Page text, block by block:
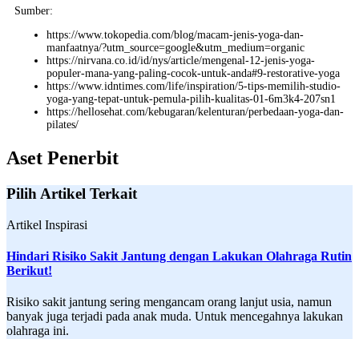
Sumber:
https://www.tokopedia.com/blog/macam-jenis-yoga-dan-
manfaatnya/?utm_source=google&utm_medium=organic
https://nirvana.co.id/id/nys/article/mengenal-12-jenis-yoga-
populer-mana-yang-paling-cocok-untuk-anda#9-restorative-yoga
https://www.idntimes.com/life/inspiration/5-tips-memilih-studio-
yoga-yang-tepat-untuk-pemula-pilih-kualitas-01-6m3k4-207sn1
https://hellosehat.com/kebugaran/kelenturan/perbedaan-yoga-dan-
pilates/
Aset Penerbit
Pilih Artikel Terkait
Artikel Inspirasi
Hindari Risiko Sakit Jantung dengan Lakukan Olahraga Rutin
Berikut!
Risiko sakit jantung sering mengancam orang lanjut usia, namun
banyak juga terjadi pada anak muda. Untuk mencegahnya lakukan
olahraga ini.